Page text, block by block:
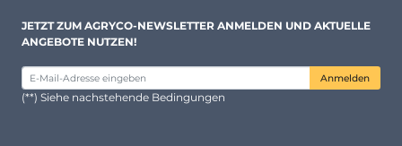
JETZT ZUM AGRYCO-NEWSLETTER ANMELDEN UND AKTUELLE
ANGEBOTE NUTZEN!
Anmelden
(**) Siehe nachstehende Bedingungen